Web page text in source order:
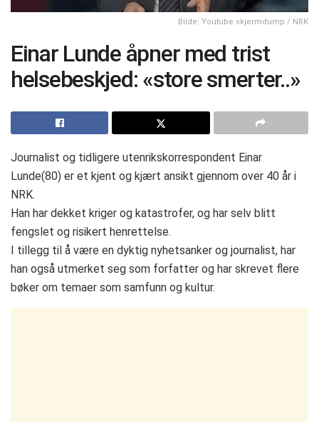
Bilde: Youtube skjermdump / NRK
Einar Lunde åpner med trist
helsebeskjed: «store smerter..»
Journalist og tidligere utenrikskorrespondent Einar
Lunde(80) er et kjent og kjært ansikt gjennom over 40 år i
NRK.
Han har dekket kriger og katastrofer, og har selv blitt
fengslet og risikert henrettelse.
I tillegg til å være en dyktig nyhetsanker og journalist, har
han også utmerket seg som forfatter og har skrevet flere
bøker om temaer som samfunn og kultur.